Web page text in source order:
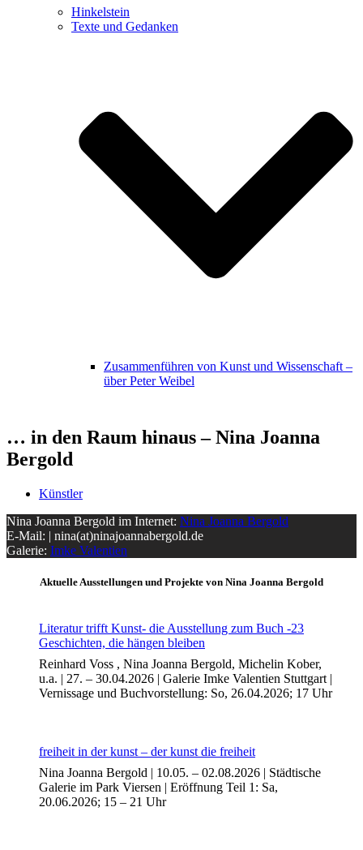
Hinkelstein
Texte und Gedanken
Zusammenführen von Kunst und Wissenschaft –
über Peter Weibel
Uli Rothfuss
Harald Schwiers
… in den Raum hinaus – Nina Joanna
Bergold
Künstler
Nina Joanna Bergold im Internet: Nina Joanna Bergold
E-Mail: | nina(at)ninajoannabergold.de
Galerie: Imke Valentien
Aktuelle Ausstellungen und Projekte von Nina Joanna Bergold
Literatur trifft Kunst- die Ausstellung zum Buch -23
Geschichten, die hängen bleiben
Reinhard Voss , Nina Joanna Bergold, Michelin Kober,
u.a. | 27. – 30.04.2026 | Galerie Imke Valentien Stuttgart |
Vernissage und Buchvorstellung: So, 26.04.2026; 17 Uhr
freiheit in der kunst – der kunst die freiheit
Nina Joanna Bergold | 10.05. – 02.08.2026 | Städtische
Galerie im Park Viersen | Eröffnung Teil 1: Sa,
20.06.2026; 15 – 21 Uhr